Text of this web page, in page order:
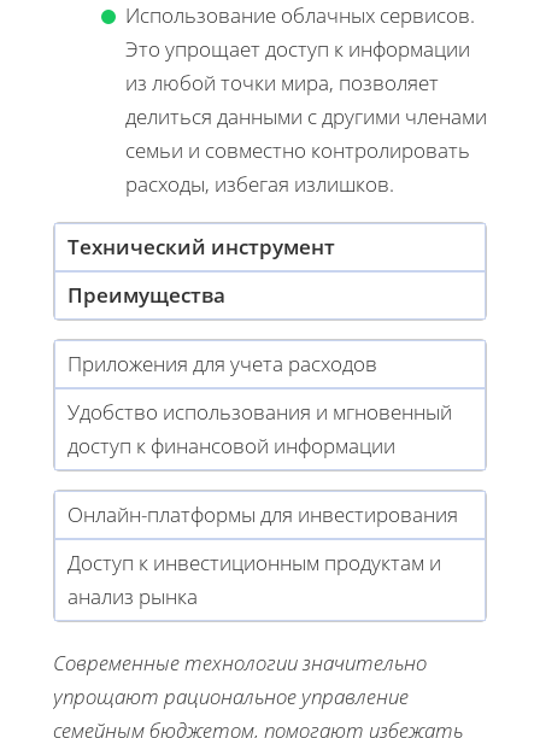
Использование облачных сервисов.
Это упрощает доступ к информации
из любой точки мира, позволяет
делиться данными с другими членами
семьи и совместно контролировать
расходы, избегая излишков.
Технический инструмент
Преимущества
Приложения для учета расходов
Удобство использования и мгновенный
доступ к финансовой информации
Онлайн-платформы для инвестирования
Доступ к инвестиционным продуктам и
анализ рынка
Современные технологии значительно
упрощают рациональное управление
семейным бюджетом, помогают избежать